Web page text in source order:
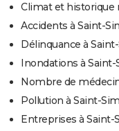
Climat et historique
Accidents à Saint-
Délinquance à
Inondations à
Nombre de
Pollution à Saint-
Entreprises à